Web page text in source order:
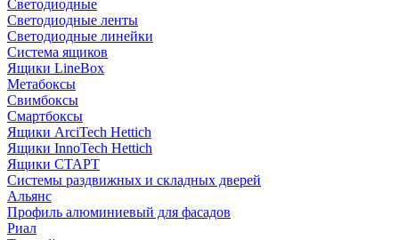
Светодиодные
Светодиодные ленты
Светодиодные линейки
Система ящиков
Ящики LineBox
Метабоксы
Свимбоксы
Смартбоксы
Ящики ArciTech Hettich
Ящики InnoTech Hettich
Ящики СТАРТ
Системы раздвижных и складных дверей
Альянс
Профиль алюминиевый для фасадов
Риал